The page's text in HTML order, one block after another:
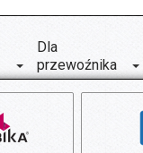
Dla
przewoźnika